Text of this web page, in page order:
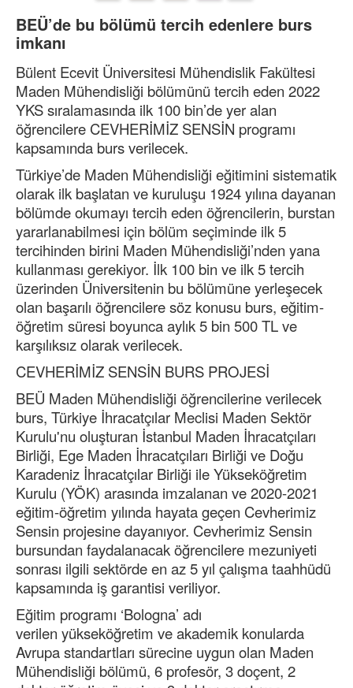
BEÜ’de bu bölümü tercih edenlere burs
imkanı
Bülent Ecevit Üniversitesi Mühendislik Fakültesi
Maden Mühendisliği bölümünü tercih eden 2022
YKS sıralamasında ilk 100 bin’de yer alan
öğrencilere CEVHERİMİZ SENSİN programı
kapsamında burs verilecek.
Türkiye’de Maden Mühendisliği eğitimini sistematik
olarak ilk başlatan ve kuruluşu 1924 yılına dayanan
bölümde okumayı tercih eden öğrencilerin, burstan
yararlanabilmesi için bölüm seçiminde ilk 5
tercihinden birini Maden Mühendisliği’nden yana
kullanması gerekiyor. İlk 100 bin ve ilk 5 tercih
üzerinden Üniversitenin bu bölümüne yerleşecek
olan başarılı öğrencilere söz konusu burs, eğitim-
öğretim süresi boyunca aylık 5 bin 500 TL ve
karşılıksız olarak verilecek.
CEVHERİMİZ SENSİN BURS PROJESİ
BEÜ Maden Mühendisliği öğrencilerine verilecek
burs, Türkiye İhracatçılar Meclisi Maden Sektör
Kurulu'nu oluşturan İstanbul Maden İhracatçıları
Birliği, Ege Maden İhracatçıları Birliği ve Doğu
Karadeniz İhracatçılar Birliği ile Yükseköğretim
Kurulu (YÖK) arasında imzalanan ve 2020-2021
eğitim-öğretim yılında hayata geçen Cevherimiz
Sensin projesine dayanıyor. Cevherimiz Sensin
bursundan faydalanacak öğrencilere mezuniyeti
sonrası ilgili sektörde en az 5 yıl çalışma taahhüdü
kapsamında iş garantisi veriliyor.
Eğitim programı ‘Bologna’ adı
verilen yükseköğretim ve akademik konularda
Avrupa standartları sürecine uygun olan Maden
Mühendisliği bölümü, 6 profesör, 3 doçent, 2